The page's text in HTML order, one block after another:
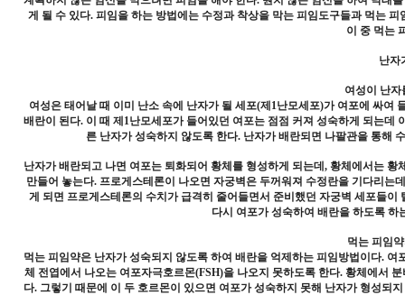
게 될 수 있다. 피임을 하는 방법에는 수정과 착상을 막는 피임도구들과 먹는
이 중 먹는
난자
여성이 난
여성은 태어날 때 이미 난소 속에 난자가 될 세포(제1난모세포)가 여포에 싸
배란이 된다. 이 때 제1난모세포가 들어있던 여포는 점점 커져 성숙하게 되는
른 난자가 성숙하지 않도록 한다. 난자가 배란되면 나팔관을 통해
난자가 배란되고 나면 여포는 퇴화되어 황체를 형성하게 되는데, 황체에서는
만들어 놓는다. 프로게스테론이 나오면 자궁벽은 두꺼워져 수정란을 기다리
게 되면 프로게스테론의 수치가 급격히 줄어들면서 준비했던 자궁벽 세포들
다시 여포가 성숙하여 배란을 하도록 하
먹는 피임
먹는 피임약은 난자가 성숙되지 않도록 하여 배란을 억제하는 피임방법이다.
체 전엽에서 나오는 여포자극호르몬(FSH)을 나오지 못하도록 한다. 황체에서
다. 그렇기 때문에 이 두 호르몬이 있으면 여포가 성숙하지 못해 난자가 형성되